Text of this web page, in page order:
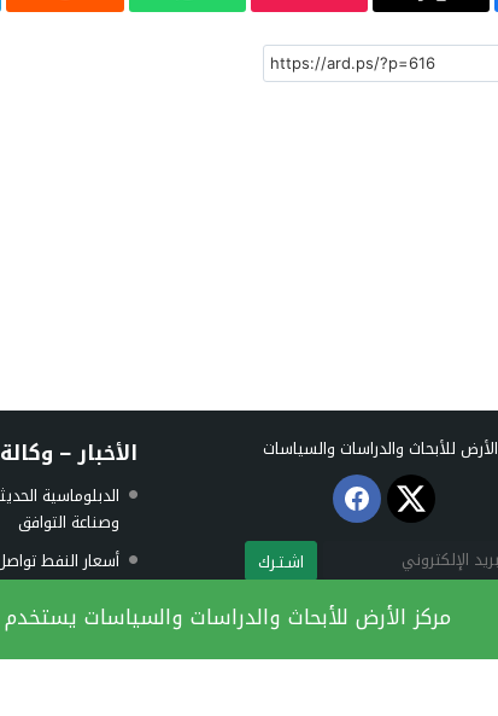
الأرض للأبحاث والدراسات والسياسات
اشـتـرك
رام الله / فلسطين
الأخبار –
الدبلوماسية
وصناعة التوافق
أسعار النفط
في هرمز
قوات الاحتلالمركز الأرض للأبحاث والدراسات والسياسات